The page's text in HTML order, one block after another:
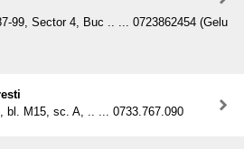
99, Sector 4, Buc .. ... 0723862454 (Gelu
bl. M15, sc. A, .. ... 0733.767.090